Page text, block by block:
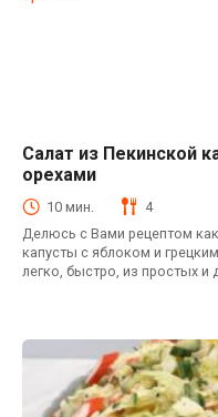
Салат из Пекинской
орехами
10 мин. 4
Делюсь с Вами рецептом
капусты с яблоком и
легко, быстро, из простых и